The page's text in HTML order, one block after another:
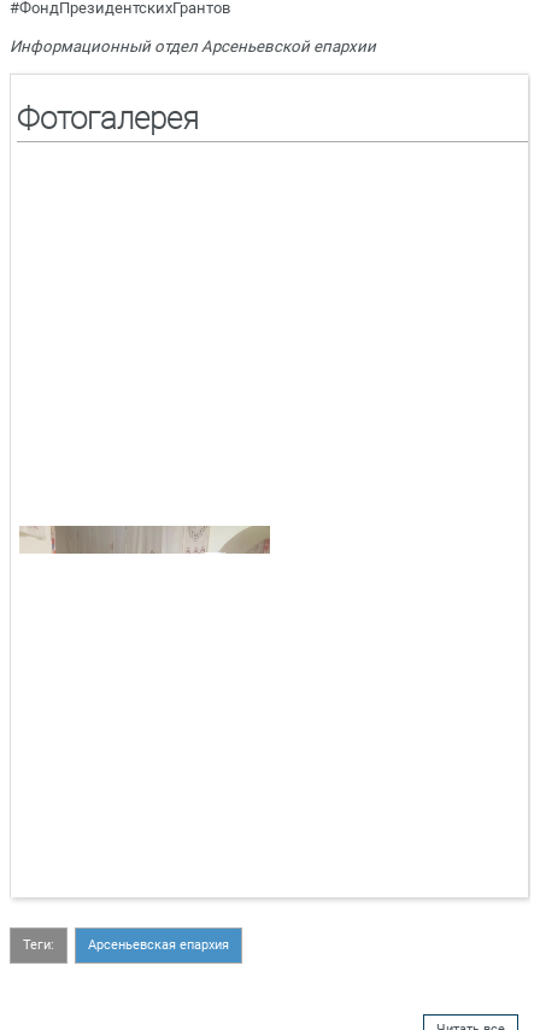
#ФондПрезидентскихГрантов
Информационный отдел Арсеньевской епархии
Фотогалерея
Теги: Арсеньевская епархия